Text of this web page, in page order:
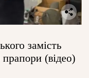
замість
прапори (відео)